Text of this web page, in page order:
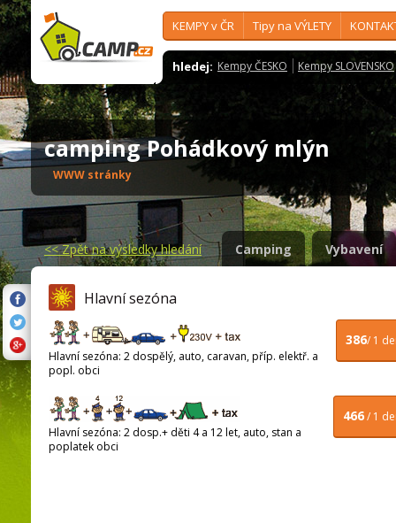
KEMPY v ČR Tipy na VÝLETY
hledej: Kempy ČESKO Kempy SLOVENSKO
camping Pohádkový mlýn
WWW stránky
<<Zpět na výsledky hledání Camping Vybavení
Hlavní sezóna
386/ 1
Hlavní sezóna: 2 dospělý, auto, caravan, příp. elektř. a
popl. obci
466/ 1
Hlavní sezóna: 2 dosp.+ děti 4 a 12 let, auto, stan a
poplatek obci